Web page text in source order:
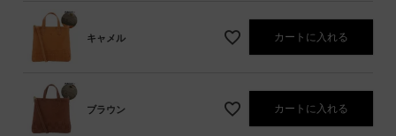
キャメル カートに入れる
ブラウン カートに入れる